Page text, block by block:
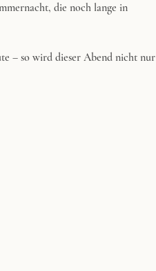
die noch lange in
– so wird dieser Abend nicht nur